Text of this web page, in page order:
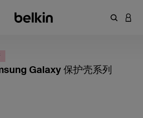
输入关键
登录
Galaxy 保护壳系列